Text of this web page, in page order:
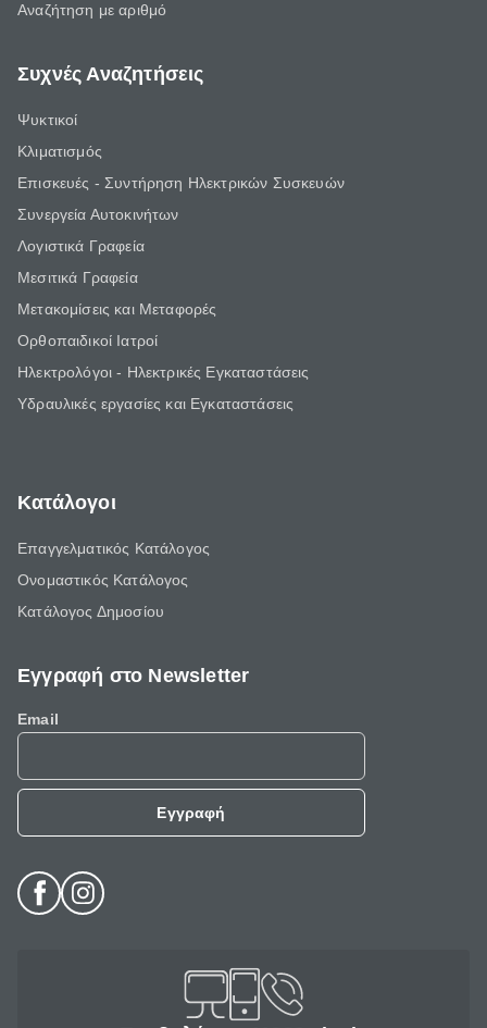
Αναζήτηση με αριθμό
Συχνές Αναζητήσεις
Ψυκτικοί
Κλιματισμός
Επισκευές - Συντήρηση Ηλεκτρικών Συσκευών
Συνεργεία Αυτοκινήτων
Λογιστικά Γραφεία
Μεσιτικά Γραφεία
Μετακομίσεις και Μεταφορές
Ορθοπαιδικοί Ιατροί
Ηλεκτρολόγοι - Ηλεκτρικές Εγκαταστάσεις
Υδραυλικές εργασίες και Εγκαταστάσεις
Κατάλογοι
Επαγγελματικός Κατάλογος
Ονομαστικός Κατάλογος
Κατάλογος Δημοσίου
Εγγραφή στο Newsletter
Email
Εγγραφή